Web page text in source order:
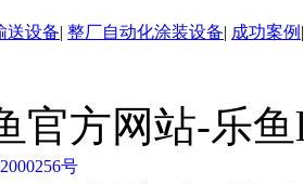
送设备| 整厂自动化涂装设备| 成功案例
官方网站-乐
号